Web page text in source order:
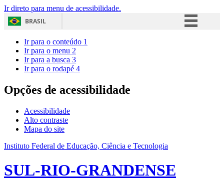
Ir direto para menu de acessibilidade.
BRASIL
Acesso à informação
Ir para o conteúdo 1
Ir para o menu 2
Ir para a busca 3
Ir para o rodapé 4
Opções de acessibilidade
Acessibilidade
Alto contraste
Mapa do site
Instituto Federal de Educação, Ciência e Tecnologia
SUL-RIO-GRANDENSE